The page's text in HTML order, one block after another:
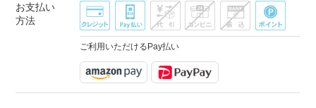
お支払い
方法
ご利用いただけるPay払い